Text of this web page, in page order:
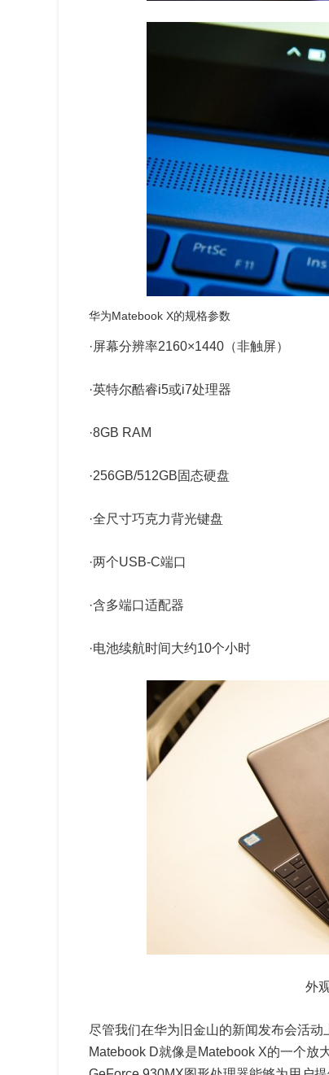
华为Matebook X的规格参数
·屏幕分辨率2160×1440（非触屏）
·英特尔酷睿i5或i7处理器
·8GB RAM
·256GB/512GB固态硬盘
·全尺寸巧克力背光键盘
·两个USB-C端口
·含多端口适配器
·电池续航时间大约10个小时
外
尽管我们在华为旧金山的新闻发布会活动
Matebook D就像是Matebook X的一个放